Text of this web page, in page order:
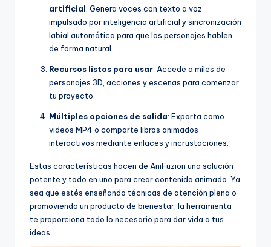
artificial: Genera voces con texto a voz
impulsado por inteligencia artificial y sincronización
labial automática para que los personajes hablen
de forma natural.
Recursos listos para usar: Accede a miles de
personajes 3D, acciones y escenas para comenzar
tu proyecto.
Múltiples opciones de salida: Exporta como
videos MP4 o comparte libros animados
interactivos mediante enlaces y incrustaciones.
Estas características hacen de AniFuzion una solución
potente y todo en uno para crear contenido animado. Ya
sea que estés enseñando técnicas de atención plena o
promoviendo un producto de bienestar, la herramienta
te proporciona todo lo necesario para dar vida a tus
ideas.